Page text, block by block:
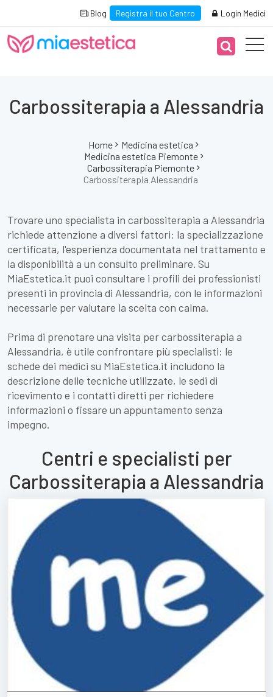
Blog Registra il tuo Centro Login Medici
Carbossiterapia a Alessandria
Home
Medicina estetica
Medicina estetica Piemonte
Carbossiterapia Piemonte
Carbossiterapia Alessandria
Trovare uno specialista in carbossiterapia a Alessandria
richiede attenzione a diversi fattori: la specializzazione
certificata, l'esperienza documentata nel trattamento e
la disponibilità a un consulto preliminare. Su
MiaEstetica.it puoi consultare i profili dei professionisti
presenti in provincia di Alessandria, con le informazioni
necessarie per valutare la scelta con calma.
Prima di prenotare una visita per carbossiterapia a
Alessandria, è utile confrontare più specialisti: le
schede dei medici su MiaEstetica.it includono la
descrizione delle tecniche utilizzate, le sedi di
ricevimento e i contatti diretti per richiedere
informazioni o fissare un appuntamento senza
impegno.
Centri e specialisti per
Carbossiterapia a Alessandria